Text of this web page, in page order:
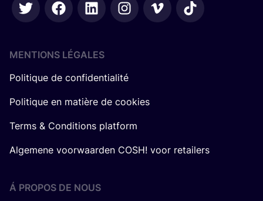
MENTIONS LÉGALES
Politique de confidentialité
Politique en matière de cookies
Terms & Conditions platform
Algemene voorwaarden COSH! voor retailers
Á PROPOS DE NOUS